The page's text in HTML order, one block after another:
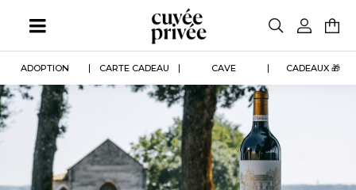
contenu
ADOPTION CARTE CADEAU CAVE CADEAUX 🎁